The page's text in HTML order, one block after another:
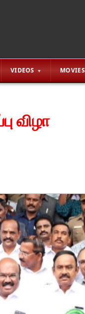
VIDEOS MOVIES
விழா